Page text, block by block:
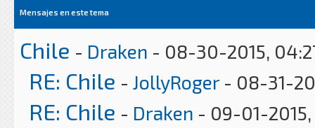
Mensajes en este tema
Chile - Draken - 08-30-2015,
RE: Chile - JollyRoger- 08-31-
RE: Chile - Draken - 09-01-